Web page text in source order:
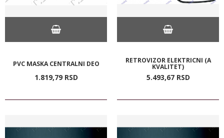
PVC MASKA CENTRALNI DEO
1.819,79 RSD
RETROVIZOR ELEKTRICNI (A
KVALITET)
5.493,67 RSD